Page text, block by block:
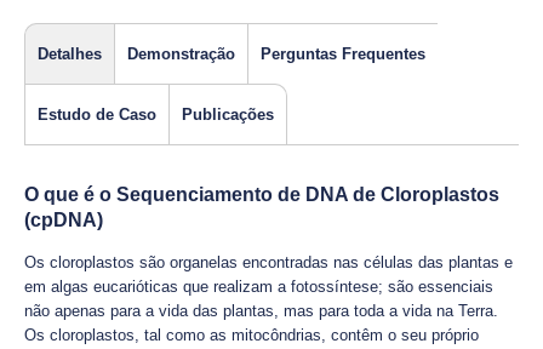
Detalhes Demonstração Perguntas Frequentes
Estudo de Caso Publicações
O que é o Sequenciamento de DNA de Cloroplastos
(cpDNA)
Os cloroplastos são organelas encontradas nas células das plantas e
em algas eucarióticas que realizam a fotossíntese; são essenciais
não apenas para a vida das plantas, mas para toda a vida na Terra.
Os cloroplastos, tal como as mitocôndrias, contêm o seu próprio